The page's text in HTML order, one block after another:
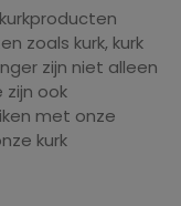
zoals kurk, kurk
zijn niet alleen
zijn ook
met onze
kurk